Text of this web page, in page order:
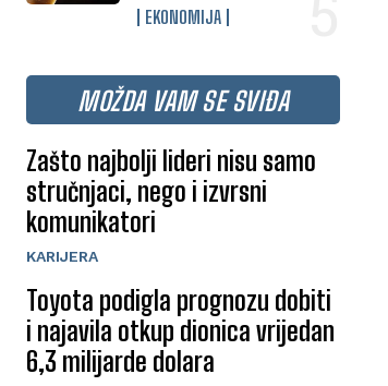
EKONOMIJA
MOŽDA VAM SE SVIĐA
Zašto najbolji lideri nisu samo
stručnjaci, nego i izvrsni
komunikatori
KARIJERA
Toyota podigla prognozu dobiti
i najavila otkup dionica vrijedan
6,3 milijarde dolara